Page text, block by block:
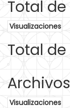
Total
Visualizaciones
Total
Visualizaciones